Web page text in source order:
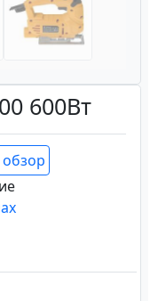
600Вт
обзор